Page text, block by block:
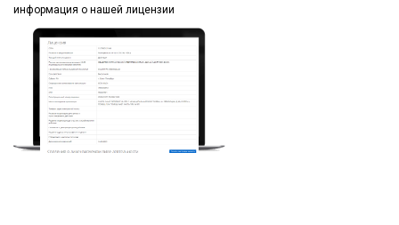
информация о нашей лицензии